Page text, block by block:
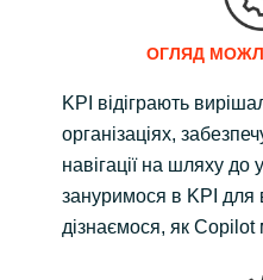
ОГЛЯД
KPI відіграють
організаціях,
навігації на шляху до
зануримося в KPI для
дізнаємося, як